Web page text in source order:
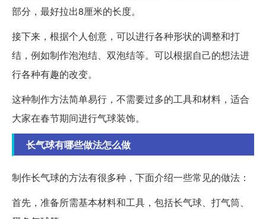
部分，最好拉出8厘米的长度。
接下来，根据个人创意，可以进行各种形状的调整和打
结，例如制作泡泡结、双泡结等。可以根据自己的想法进
行各种有趣的改变。
这种制作方法简单易行，不需要过多的工具和材料，适合
大家在春节期间进行气球装饰。
长气球有哪些做法怎么做
制作长气球的方法有很多种，下面介绍一些常见的做法：
首先，准备所需基本材料和工具，包括长气球、打气筒、